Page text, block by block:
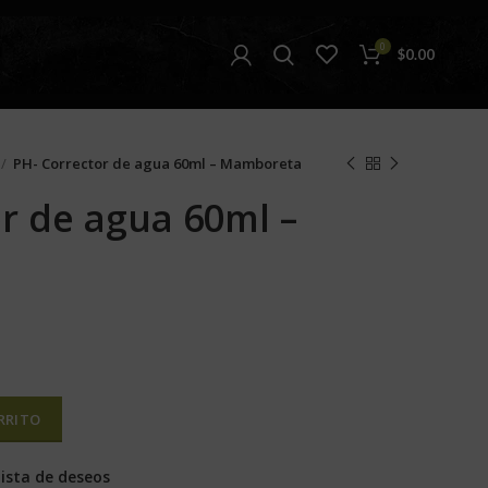
0 $0.00
PH- Corrector de agua 60ml – Mamboreta
de agua 60ml –
de deseos